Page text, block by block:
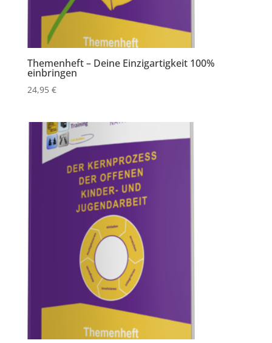
Themenheft – Deine Einzigartigkeit 100%
einbringen
24,95 €